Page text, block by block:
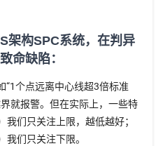
架构SPC系统，在判异
命缺陷：
“1个点远离中心线超3倍标准
就报警。但在实际上，一些特
我们只关注上限，越低越好；
我们只关注下限。